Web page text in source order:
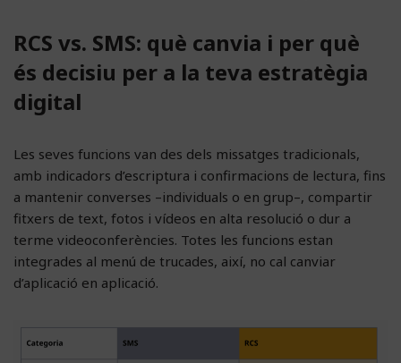
RCS vs. SMS: què canvia i per què
és decisiu per a la teva estratègia
digital
Les seves funcions van des dels missatges tradicionals,
amb indicadors d’escriptura i confirmacions de lectura, fins
a mantenir converses –individuals o en grup–, compartir
fitxers de text, fotos i vídeos en alta resolució o dur a
terme videoconferències. Totes les funcions estan
integrades al menú de trucades, així, no cal canviar
d’aplicació en aplicació.